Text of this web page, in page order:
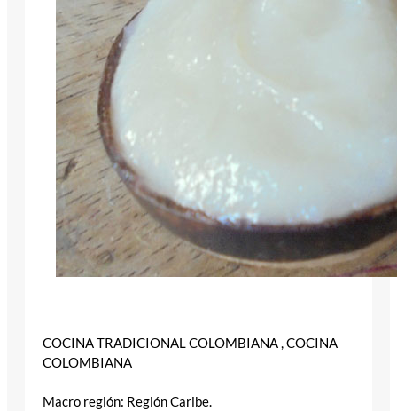
COCINA TRADICIONAL COLOMBIANA , COCINA
COLOMBIANA
Macro región: Región Caribe.